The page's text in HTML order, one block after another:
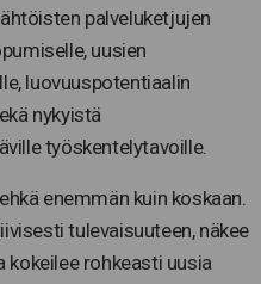
palveluketjujen
uusien
luovuuspotentiaalin
nykyistä
työskentelytavoille.
enemmän kuin koskaan.
tulevaisuuteen, näkee
rohkeasti uusia